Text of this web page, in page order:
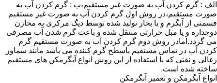
الف : گرم کردن آب به صورت غیر مستقیم،ب : گرم کردن آب به
صورت مستقیم،در روش اول گرم کردن آب به صورت غیر مستقیم
قسمتی از آبگرم و یا بخار تولید شده توسط دیگ مرکزی به مخازن
دوجداره و یا مبل حرارتی منتقل شده و باعث گرم شدن آب مصرفی
می گردد.امادر روش دوم گرم کردن آب به صورت مستقیم گرم
کردن آب در تماس مستقیم باسطح گرم کننده می باشد مانند سماور
زغالی و نفتی که با استفاده از این روش انواع آبگرمکن های مستقیم
ساخته شده است.
انواع آبگرمکن و تعمیر آبگرمکن